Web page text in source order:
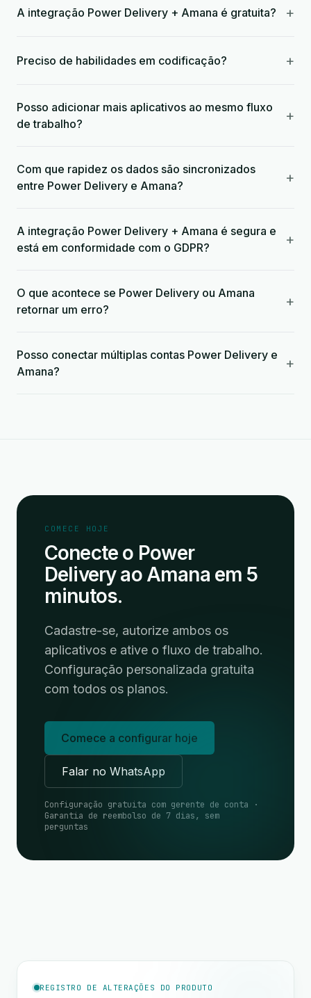
A integração Power Delivery + Amana é gratuita? +
Preciso de habilidades em codificação? +
Posso adicionar mais aplicativos ao mesmo fluxo
de trabalho?
+
Com que rapidez os dados são sincronizados
entre Power Delivery e Amana?
+
A integração Power Delivery + Amana é segura e
está em conformidade com o GDPR?
+
O que acontece se Power Delivery ou Amana
retornar um erro?
+
Posso conectar múltiplas contas Power Delivery e
Amana?
+
COMECE HOJE
Conecte o Power
Delivery ao Amana em 5
minutos.
Cadastre-se, autorize ambos os
aplicativos e ative o fluxo de trabalho.
Configuração personalizada gratuita
com todos os planos.
Comece a configurar hoje
Falar no WhatsApp
Configuração gratuita com gerente de conta ·
Garantia de reembolso de 7 dias, sem
perguntas
REGISTRO DE ALTERAÇÕES DO PRODUTO